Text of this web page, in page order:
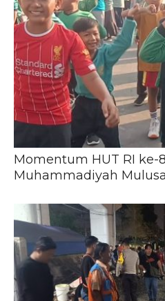
Momentum HUT RI ke-
Muhammadiyah